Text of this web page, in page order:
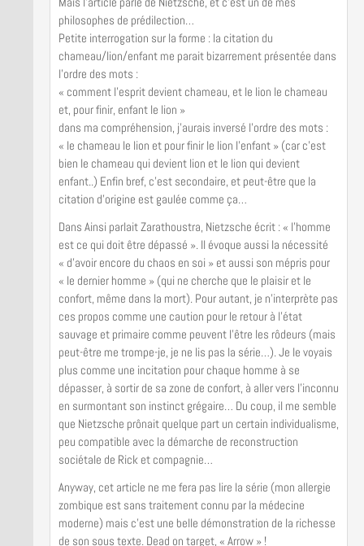
philosophes de prédilection…
Petite interrogation sur la forme : la citation du
chameau/lion/enfant me parait bizarrement présentée dans
l’ordre des mots :
« comment l’esprit devient chameau, et le lion le chameau
et, pour finir, enfant le lion »
dans ma compréhension, j’aurais inversé l’ordre des mots :
« le chameau le lion et pour finir le lion l’enfant » (car c’est
bien le chameau qui devient lion et le lion qui devient
enfant..) Enfin bref, c’est secondaire, et peut-être que la
citation d’origine est gaulée comme ça…
Dans Ainsi parlait Zarathoustra, Nietzsche écrit : « l’homme
est ce qui doit être dépassé ». Il évoque aussi la nécessité
« d’avoir encore du chaos en soi » et aussi son mépris pour
« le dernier homme » (qui ne cherche que le plaisir et le
confort, même dans la mort). Pour autant, je n’interprète pas
ces propos comme une caution pour le retour à l’état
sauvage et primaire comme peuvent l’être les rôdeurs (mais
peut-être me trompe-je, je ne lis pas la série…). Je le voyais
plus comme une incitation pour chaque homme à se
dépasser, à sortir de sa zone de confort, à aller vers l’inconnu
en surmontant son instinct grégaire… Du coup, il me semble
que Nietzsche prônait quelque part un certain individualisme,
peu compatible avec la démarche de reconstruction
sociétale de Rick et compagnie…
Anyway, cet article ne me fera pas lire la série (mon allergie
zombique est sans traitement connu par la médecine
moderne) mais c’est une belle démonstration de la richesse
de son sous texte. Dead on target, « Arrow » !